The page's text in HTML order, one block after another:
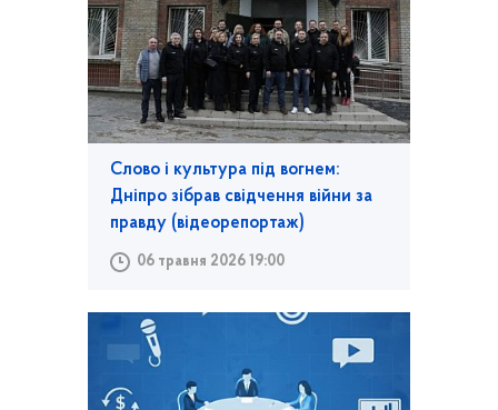
Слово і культура під вогнем:
Дніпро зібрав свідчення війни за
правду (відеорепортаж)
06 травня 2026 19:00